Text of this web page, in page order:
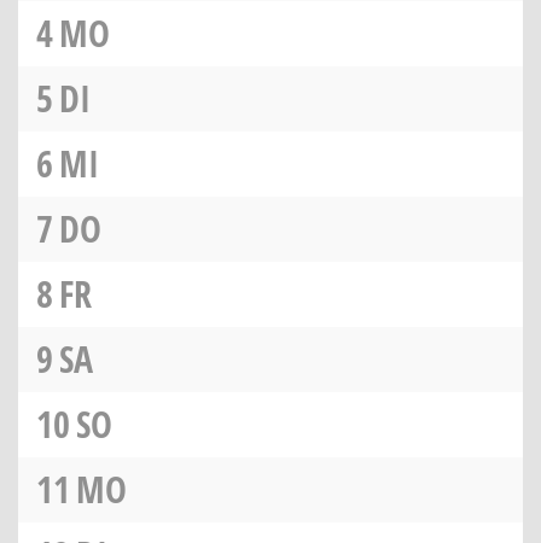
4MO
5DI
6MI
7DO
8FR
9SA
10SO
11 MO